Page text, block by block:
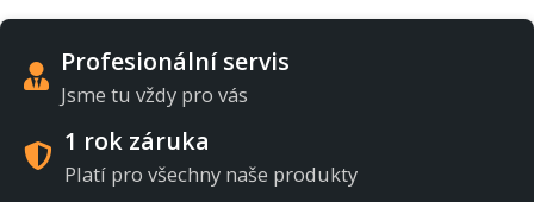
Profesionální servis
Jsme tu vždy pro vás
1 rok záruka
Platí pro všechny naše produkty